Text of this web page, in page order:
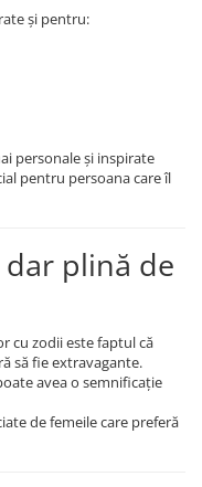
și pentru:
personale și inspirate
pentru persoana care îl
plină de
cu zodii este faptul că
să fie extravagante.
avea o semnificație
de femeile care preferă